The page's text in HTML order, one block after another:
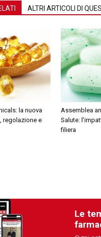
ALTRI ARTICOLI DI
la nuova
regolazione e
Assemblea
Salute:
filiera
Le